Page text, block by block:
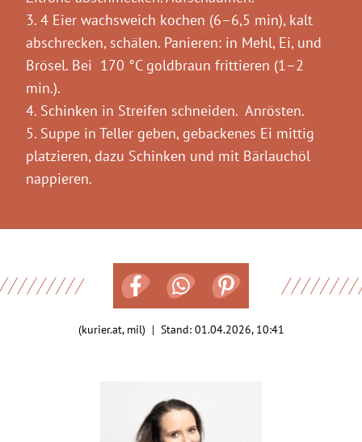
3. 4 Eier wachsweich kochen (6–6,5 min), kalt
abschrecken, schälen. Panieren: in Mehl, Ei, und
Brösel. Bei 170 °C goldbraun frittieren (1–2
min.).
4. Schinken in Streifen schneiden. Anrösten.
5. Suppe in Teller geben, gebackenes Ei mittig
platzieren, dazu Schinken und mit Bärlauchöl
nappieren.
(kurier.at, mil) | Stand: 01.04.2026, 10:41